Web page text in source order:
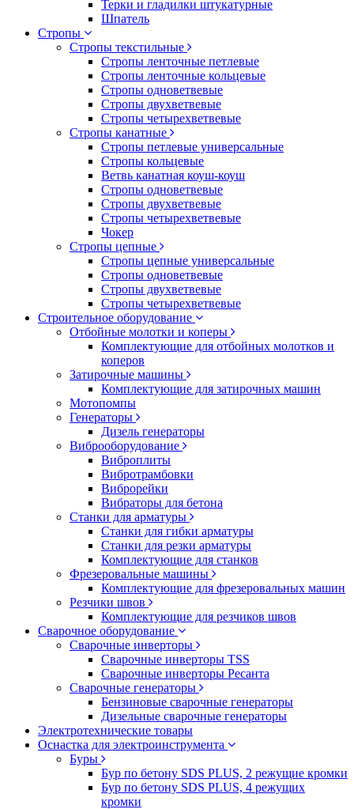
Терки и гладилки штукатурные
Шпатель
Стропы
Стропы текстильные
Стропы ленточные петлевые
Стропы ленточные кольцевые
Стропы одноветвевые
Стропы двухветвевые
Стропы четырехветвевые
Стропы канатные
Стропы петлевые универсальные
Стропы кольцевые
Ветвь канатная коуш-коуш
Стропы одноветвевые
Стропы двухветвевые
Стропы четырехветвевые
Чокер
Стропы цепные
Стропы цепные универсальные
Стропы одноветвевые
Стропы двухветвевые
Стропы четырехветвевые
Строительное оборудование
Отбойные молотки и коперы
Комплектующие для отбойных молотков и
коперов
Затирочные машины
Комплектующие для затирочных машин
Мотопомпы
Генераторы
Дизель генераторы
Виброоборудование
Виброплиты
Вибротрамбовки
Виброрейки
Вибраторы для бетона
Станки для арматуры
Станки для гибки арматуры
Станки для резки арматуры
Комплектующие для станков
Фрезеровальные машины
Комплектующие для фрезеровальных машин
Резчики швов
Комплектующие для резчиков швов
Сварочное оборудование
Сварочные инверторы
Сварочные инверторы TSS
Сварочные инверторы Ресанта
Сварочные генераторы
Бензиновые сварочные генераторы
Дизельные сварочные генераторы
Электротехнические товары
Оснастка для электроинструмента
Буры
Бур по бетону SDS PLUS, 2 режущие кромки
Бур по бетону SDS PLUS, 4 режущих
кромки